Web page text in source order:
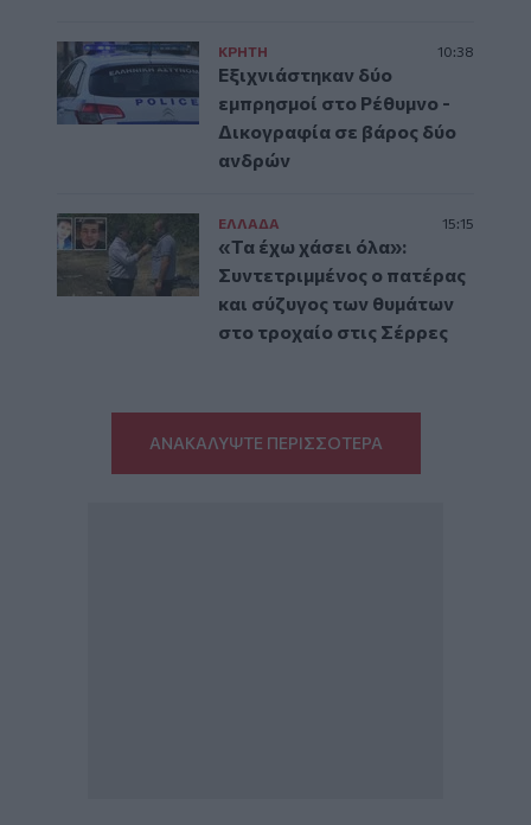
ΚΡΗΤΗ 10:38
Εξιχνιάστηκαν δύο
εμπρησμοί στο Ρέθυμνο -
Δικογραφία σε βάρος δύο
ανδρών
ΕΛΛAΔΑ 15:15
«Τα έχω χάσει όλα»:
Συντετριμμένος ο πατέρας
και σύζυγος των θυμάτων
στο τροχαίο στις Σέρρες
ΑΝΑΚΑΛΥΨΤΕ ΠΕΡΙΣΣΟΤΕΡΑ